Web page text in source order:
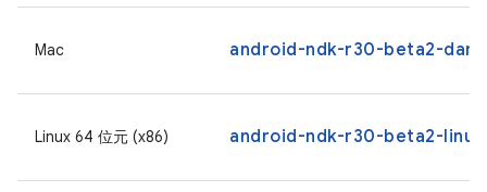
Mac android-ndk-r30-beta2-
Linux 64 位元 (x86) android-ndk-r30-beta2-